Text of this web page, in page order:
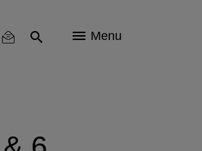
Menu